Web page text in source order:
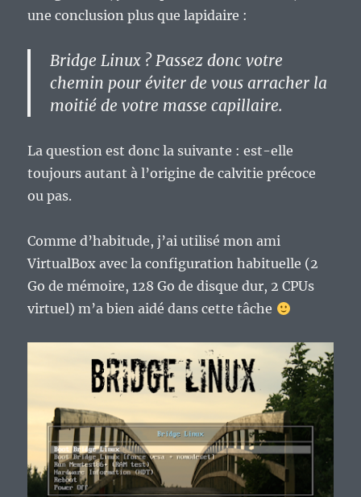
une conclusion plus que lapidaire :
Bridge Linux ? Passez donc votre
chemin pour éviter de vous arracher la
moitié de votre masse capillaire.
La question est donc la suivante : est-elle
toujours autant à l’origine de calvitie précoce
ou pas.
Comme d’habitude, j’ai utilisé mon ami
VirtualBox avec la configuration habituelle (2
Go de mémoire, 128 Go de disque dur, 2 CPUs
virtuel) m’a bien aidé dans cette tâche